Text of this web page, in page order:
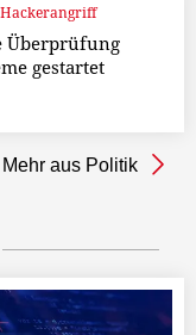
Überprüfung
gestartet
Mehr aus Politik